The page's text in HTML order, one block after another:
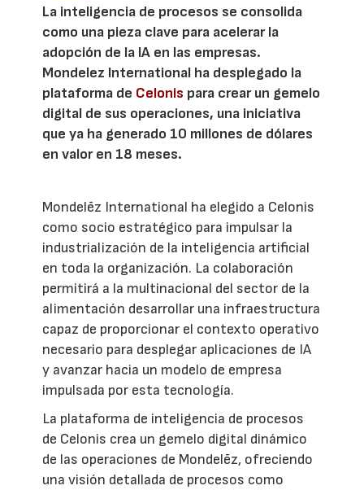
La inteligencia de procesos se consolida
como una pieza clave para acelerar la
adopción de la IA en las empresas.
Mondelez International ha desplegado la
plataforma de Celonis para crear un gemelo
digital de sus operaciones, una iniciativa
que ya ha generado 10 millones de dólares
en valor en 18 meses.
Mondelēz International ha elegido a Celonis
como socio estratégico para impulsar la
industrialización de la inteligencia artificial
en toda la organización. La colaboración
permitirá a la multinacional del sector de la
alimentación desarrollar una infraestructura
capaz de proporcionar el contexto operativo
necesario para desplegar aplicaciones de IA
y avanzar hacia un modelo de empresa
impulsada por esta tecnología.
La plataforma de inteligencia de procesos
de Celonis crea un gemelo digital dinámico
de las operaciones de Mondelēz, ofreciendo
una visión detallada de procesos como